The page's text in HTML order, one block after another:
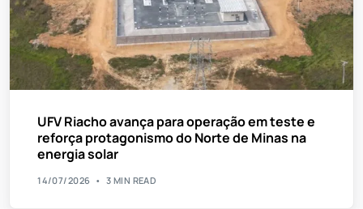
UFV Riacho avança para operação em teste e
reforça protagonismo do Norte de Minas na
energia solar
14/07/2026 3 MIN READ